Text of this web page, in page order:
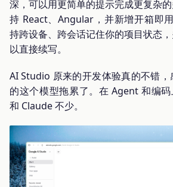
深，可以用更简单的提示完成更复杂
持 React、Angular，并新增开箱即
持跨设备、跨会话记住你的项目状态
以直接续写。
AI Studio 原来的开发体验真的不错
的这个模型拖累了。在 Agent 和编
和 Claude 不少。